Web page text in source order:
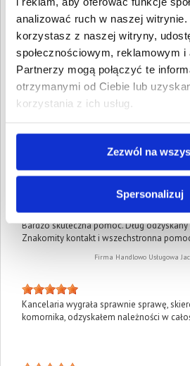
analizować ruch w naszej
korzystasz z naszej witryny,
społecznościowym, reklamowym i
Partnerzy mogą połączyć te
otrzymanymi od Ciebie lub
korzystania z ich usług.
Zezwól na
Spersonalizuj
Sprawa okazała się trudna, ale udało się
Ewa Duralak kontaktowała się ze mną w
konsultowała wszelkie rozwiązania, a
polubownego rozwiązania sporu z
Gorąco polecam tą kancelarię.
Nasza sprawa była skomplikowane, ale
świetnie radę. Polecam.
Bardzo skuteczna pomoc. Dług
Znakomity kontakt i wszechstronna
Firma Handlowo Usługowa
Kancelaria wygrała sprawnie sprawę,
komornika, odzyskałem należności w